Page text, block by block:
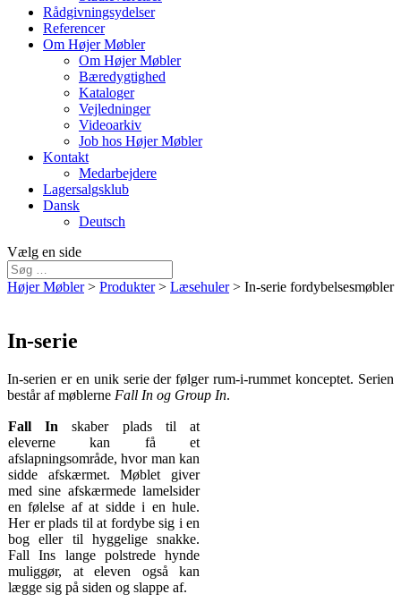
Rådgivningsydelser
Referencer
Om Højer Møbler
Om Højer Møbler
Bæredygtighed
Kataloger
Vejledninger
Videoarkiv
Job hos Højer Møbler
Kontakt
Medarbejdere
Lagersalgsklub
Dansk
Deutsch
Vælg en side
Højer Møbler> Produkter> Læsehuler> In-serie fordybelsesmøbler
In-serie
In-serien er en unik serie der følger rum-i-rummet konceptet. Serien
består af møblerne Fall In og Group In.
Fall In skaber plads til at
eleverne kan få et
afslapningsområde, hvor man kan
sidde afskærmet. Møblet giver
med sine afskærmede lamelsider
en følelse af at sidde i en hule.
Her er plads til at fordybe sig i en
bog eller til hyggelige snakke.
Fall Ins lange polstrede hynde
muliggør, at eleven også kan
lægge sig på siden og slappe af.